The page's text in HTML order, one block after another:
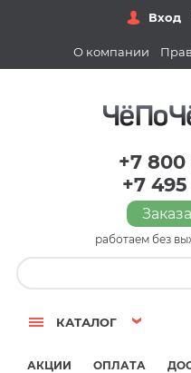
Вход
О компании
+7 800
+7
работаем без
КАТАЛОГ
АКЦИИ ОПЛАТА